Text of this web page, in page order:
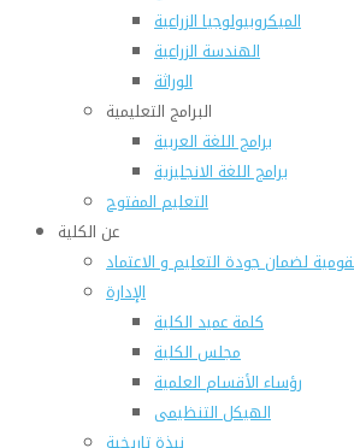
الميكروبيولوجيا الزراعية
الهندسة الزراعية
الوراثة
البرامج التعليمية
برامج اللغة العربية
برامج اللغة الانجليزية
التعليم المفتوح
عن الكلية
لضمان جودة التعليم و الاعتماد
الإدارة
كلمة عميد الكلية
مجلس الكلية
رؤساء الأقسام العلمية
الهيكل التنظيمى